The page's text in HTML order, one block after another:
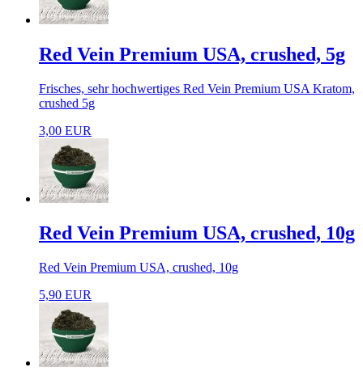
Red Vein Premium USA, crushed, 5g
Frisches, sehr hochwertiges Red Vein Premium USA Kratom,
crushed 5g
3,00 EUR
Red Vein Premium USA, crushed, 10g
Red Vein Premium USA, crushed, 10g
5,90 EUR